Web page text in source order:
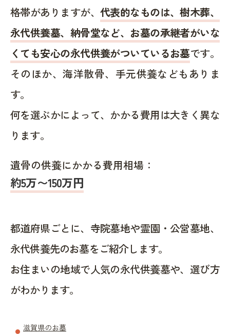
格帯がありますが、 代表的なものは、樹木葬、
永代供養墓、納骨堂など、お墓の承継者がいな
くても安心の永代供養がついているお墓です。
そのほか、海洋散骨、手元供養などもありま
す。
何を選ぶかによって、かかる費用は大きく異な
ります。
遺骨の供養にかかる費用相場：
約5万〜150万円
都道府県ごとに、寺院墓地や霊園・公営墓地、
永代供養先のお墓をご紹介します。
お住まいの地域で人気の永代供養墓や、選び方
がわかります。
滋賀県のお墓